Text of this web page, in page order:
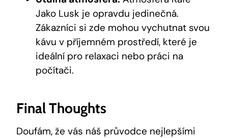
Jako Lusk je opravdu jedinečná.
Zákazníci si zde mohou vychutnat svou
kávu ‌v příjemném prostředí, které je
ideální pro relaxaci nebo práci na
počítači.
Final Thoughts
Doufám, že vás náš průvodce nejlepšími